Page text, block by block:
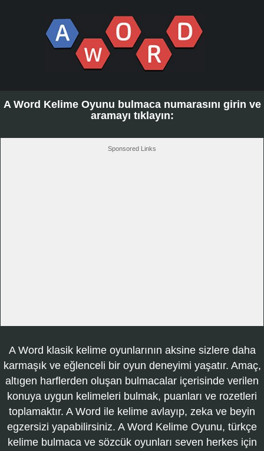
A Word Kelime Oyunu bulmaca numarasını girin ve
aramayı tıklayın:
Sponsored Links
A Word klasik kelime oyunlarının aksine sizlere daha
karmaşık ve eğlenceli bir oyun deneyimi yaşatır. Amaç,
altıgen harflerden oluşan bulmacalar içerisinde verilen
konuya uygun kelimeleri bulmak, puanları ve rozetleri
toplamaktır. A Word ile kelime avlayıp, zeka ve beyin
egzersizi yapabilirsiniz. A Word Kelime Oyunu, türkçe
kelime bulmaca ve sözcük oyunları seven herkes için